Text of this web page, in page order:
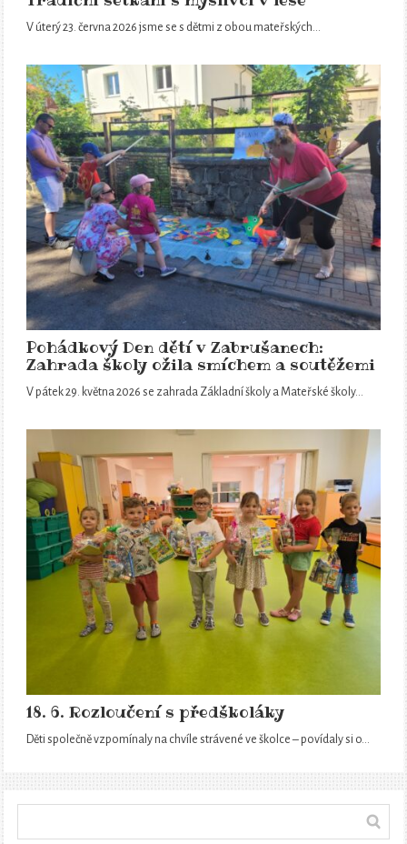
V úterý 23. června 2026 jsme se s dětmi z obou mateřských…
Pohádkový Den dětí v Zabrušanech:
Zahrada školy ožila smíchem a soutěžemi
V pátek 29. května 2026 se zahrada Základní školy a Mateřské školy…
18. 6. Rozloučení s předškoláky
Děti společně vzpomínaly na chvíle strávené ve školce – povídaly si o…